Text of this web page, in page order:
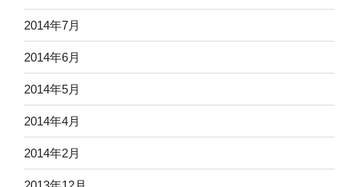
2014年7月
2014年6月
2014年5月
2014年4月
2014年2月